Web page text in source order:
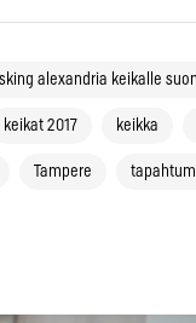
alexandria keikalle
keikat 2017 keikka
Tampere